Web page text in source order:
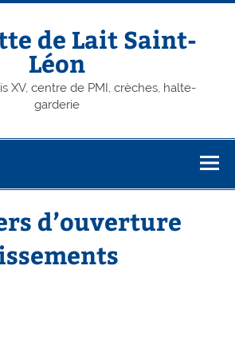
de Lait Saint-
Léon
XV, centre de PMI, crèches, halte-
garderie
d’ouverture